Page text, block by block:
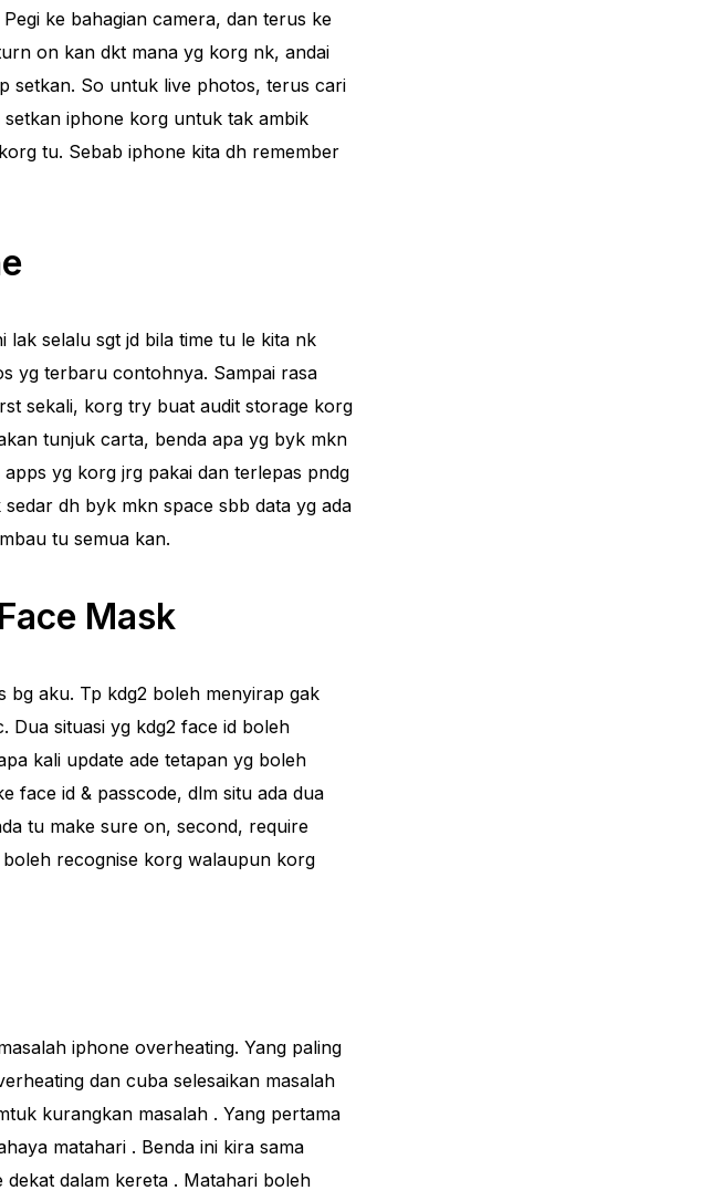
ke bahagian camera, dan terus ke
on kan dkt mana yg korg nk, andai
setkan. So untuk live photos, terus cari
iphone korg untuk tak ambik
tu. Sebab iphone kita dh remember
lak selalu sgt jd bila time tu le kita nk
yg terbaru contohnya. Sampai rasa
sekali, korg try buat audit storage korg
tunjuk carta, benda apa yg byk mkn
yg korg jrg pakai dan terlepas pndg
dh byk mkn space sbb data yg ada
tu semua kan.
Mask
bg aku. Tp kdg2 boleh menyirap gak
Dua situasi yg kdg2 face id boleh
kali update ade tetapan yg boleh
face id & passcode, dlm situ ada dua
tu make sure on, second, require
recognise korg walaupun korg
iphone overheating. Yang paling
dan cuba selesaikan masalah
kurangkan masalah . Yang pertama
matahari . Benda ini kira sama
dalam kereta . Matahari boleh